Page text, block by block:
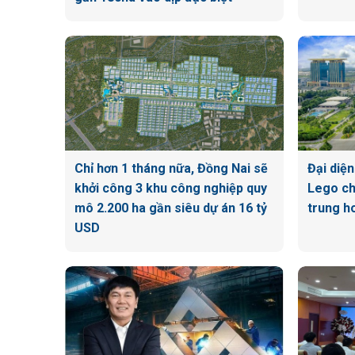
Chỉ hơn 1 tháng nữa, Đồng Nai sẽ
khởi công 3 khu công nghiệp quy
mô 2.200 ha gần siêu dự án 16 tỷ
USD
Đại
Lego
trung